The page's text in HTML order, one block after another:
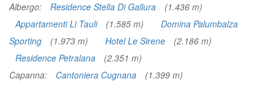
Albergo:
Residence Stella Di Gallura
(1.436 m)
Appartamenti Li Tauli
(1.585 m)
Domina Palumbalza
Sporting
(1.973 m) Hotel Le Sirene
(2.186 m)
Residence Petralana
(2.351 m)
Capanna:
Cantoniera Cugnana (1.399 m)